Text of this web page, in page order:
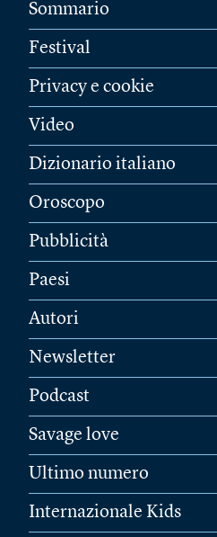
Sommario
Festival
Privacy e cookie
Video
Dizionario italiano
Oroscopo
Pubblicità
Paesi
Autori
Newsletter
Podcast
Savage love
Ultimo numero
Internazionale Kids